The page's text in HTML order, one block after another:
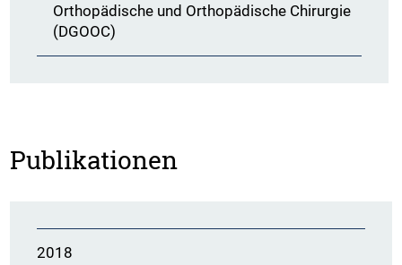
Orthopädische und Orthopädische Chirurgie
(DGOOC)
Publikationen
2018